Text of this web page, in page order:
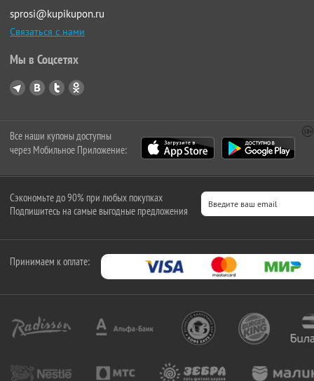
sprosi@kupikupon.ru
Связаться с нами
Мы в Соцсетях
Все наши купоны доступны
через Мобильное Приложение:
Сэкономьте до 90% при любых покупках
Подпишитесь на самые выгодные предложения
Принимаем к оплате: